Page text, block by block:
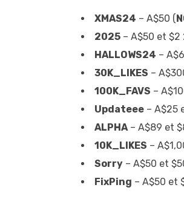
XMAS24 – A$50 (
2025 – A$50 et $2
HALLOWS24 –
30K_LIKES –
100K_FAVS –
Updateee – A$25
ALPHA– A$89 et
10K_LIKES –
Sorry – A$50 et
FixPing – A$50 et